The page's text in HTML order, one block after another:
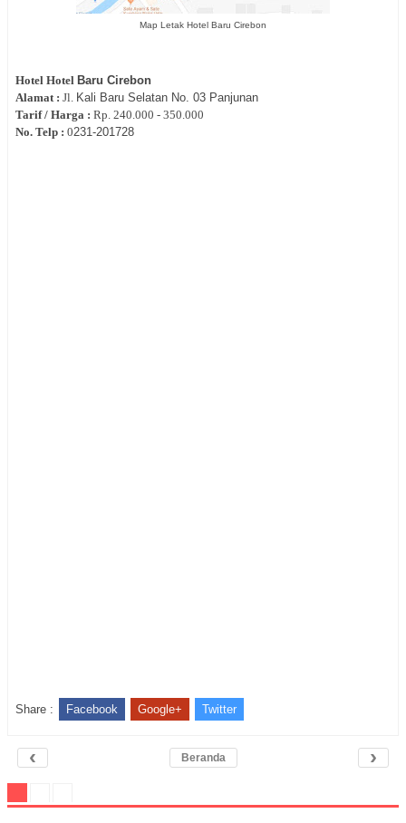
Map Letak Hotel Baru Cirebon
Hotel Hotel Baru Cirebon
Alamat : Jl. Kali Baru Selatan No. 03 Panjunan
Tarif / Harga : Rp. 240.000 - 350.000
No. Telp : 0231-201728
Share : Facebook Google+ Twitter
‹ ›
Beranda